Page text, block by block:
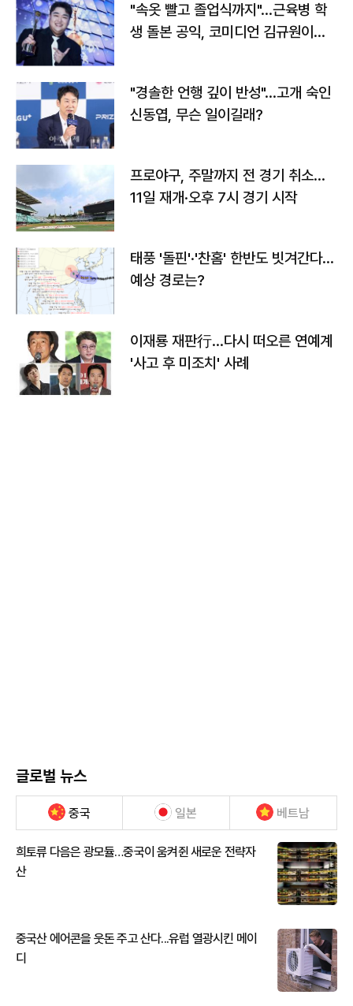
"속옷 빨고 졸업식까지"…근육병 학
생 돌본 공익, 코미디언 김규원이었
"경솔한 언행 깊이 반성"…고개 숙인
신동엽, 무슨 일이길래?
프로야구, 주말까지 전 경기 취소…
11일 재개·오후 7시 경기 시작
태풍 '돌핀'·'찬홈' 한반도 빗겨간다…
예상 경로는?
이재룡 재판行…다시 떠오른 연예계
'사고 후 미조치' 사례
글로벌 뉴스
중국 일본 베트남
희토류 다음은 광모듈…중국이 움켜쥔 새로운 전략자
산
중국산 에어콘을 웃돈 주고 산다...유럽 열광시킨 메이
디